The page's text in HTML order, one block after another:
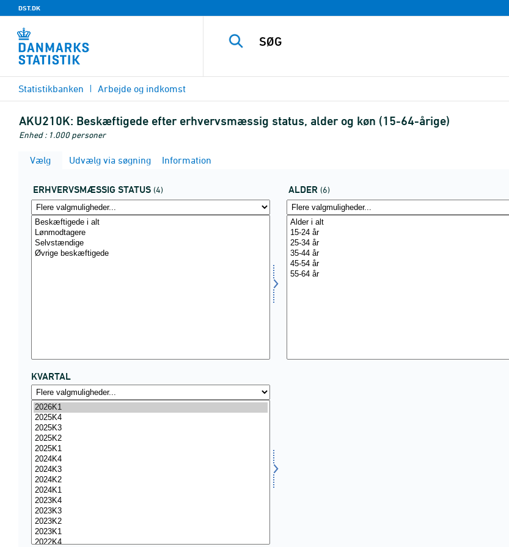
DST.DK
Statistikbanken Arbejde og indkomst
AKU210K: Beskæftigede efter erhvervsmæssig status, alder og køn (15-64-årige)
Enhed : 1.000 personer
Vælg Udvælg via søgning Information
ERHVERVSMÆSSIG STATUS (4) ALDER (6)
KVARTAL